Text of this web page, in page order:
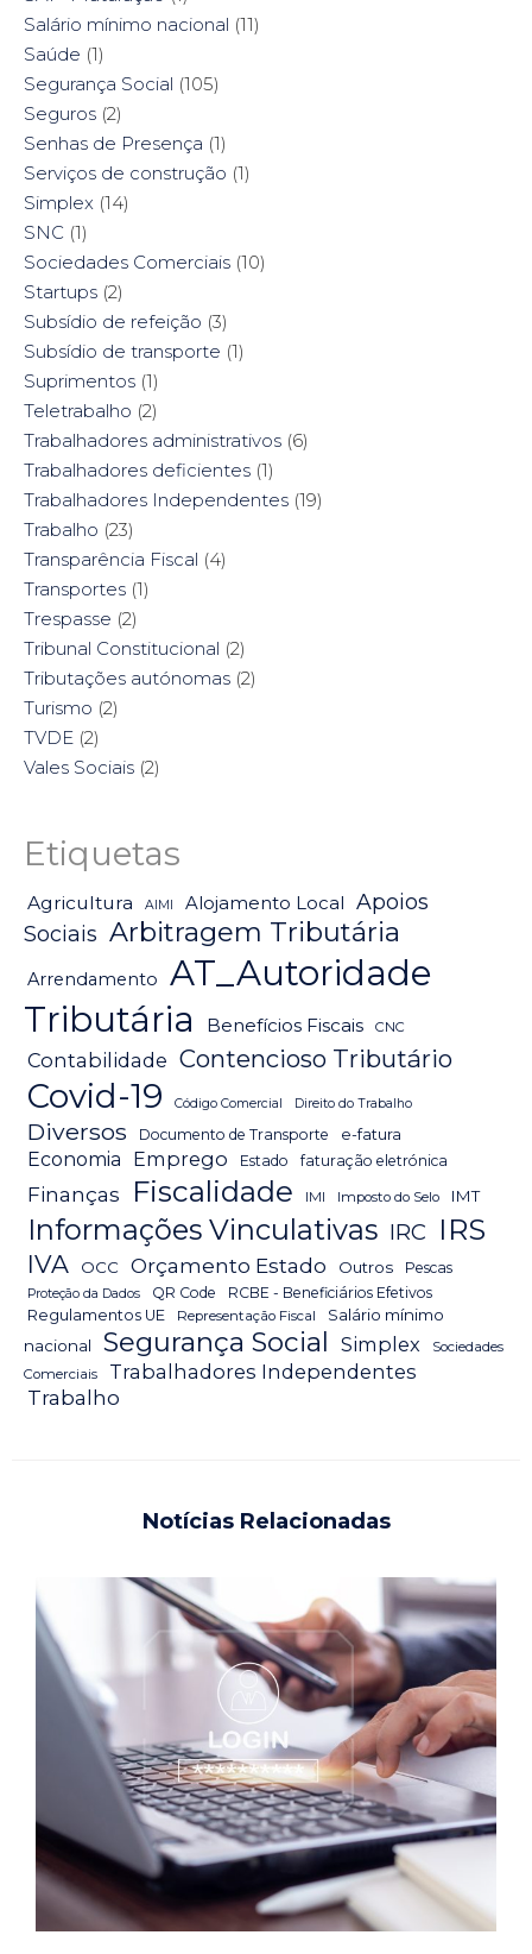
Salário mínimo nacional (11)
Saúde (1)
Segurança Social (105)
Seguros (2)
Senhas de Presença (1)
Serviços de construção (1)
Simplex (14)
SNC (1)
Sociedades Comerciais (10)
Startups (2)
Subsídio de refeição (3)
Subsídio de transporte (1)
Suprimentos (1)
Teletrabalho (2)
Trabalhadores administrativos (6)
Trabalhadores deficientes (1)
Trabalhadores Independentes (19)
Trabalho (23)
Transparência Fiscal (4)
Transportes (1)
Trespasse (2)
Tribunal Constitucional (2)
Tributações autónomas (2)
Turismo (2)
TVDE (2)
Vales Sociais (2)
Etiquetas
Agricultura AIMI Alojamento Local
Apoios
Sociais Arbitragem Tributária
Arrendamento
AT_Autoridade
Tributária
Benefícios Fiscais CNC
Contabilidade Contencioso Tributário
Covid-19 Código Comercial Direito do Trabalho
Diversos Documento de Transporte e-fatura
Economia Emprego Estado faturação eletrónica
Finanças Fiscalidade IMI Imposto do Selo IMT
Informações Vinculativas IRC IRS
IVA OCC Orçamento Estado Outros Pescas
Proteção da Dados QR Code
RCBE - Beneficiários Efetivos
Regulamentos UE
Representação Fiscal
Salário mínimo
nacional
Segurança Social Simplex
Sociedades
Comerciais
Trabalhadores Independentes
Trabalho
Notícias Relacionadas